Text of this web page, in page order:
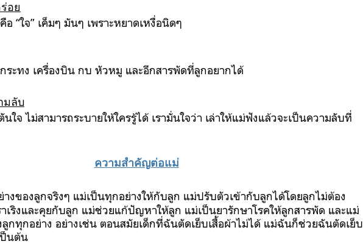
อย
คือ “ใจ” เค็มๆ มันๆ เพราะหยาดเหงื่อนิดๆ
ระทง เครื่องบิน กบ หัวหมู และอีกสารพัดที่ลูกอยากได้
มลับ
นใจ ไม่สามารถระบายให้ใครรู้ได้ เรามั่นใจว่า เล่าให้แม่ฟังแล้วจะเป็นความลับที่
ความสำคัญต่อแม่
งของลูกจริงๆ แม่เป็นทุกอย่างให้กับลูก แม่ปรับตัวเข้ากับลูกได้โดยลูกไม่ต้อง
เริงและคุยกับลูก แม่ช่วยแก้ปัญหาให้ลูก แม่เป็นยารักษาโรคให้ลูกสารพัด และแม่
กทุกอย่าง อย่างเช่น ตอนสมัยเด็กที่ฉันตัดเย็บเสื้อผ้าไม่ได้ แม่ฉันก็ช่วยฉันตัดเย็บ
นต้น